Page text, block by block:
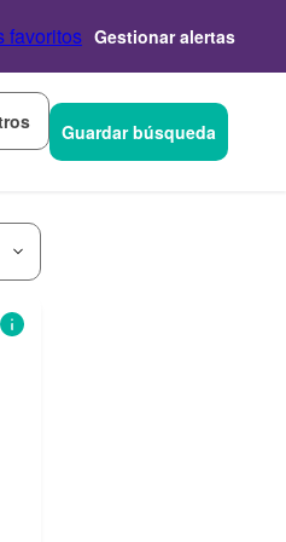
favoritos Gestionar alertas
Guardar búsqueda